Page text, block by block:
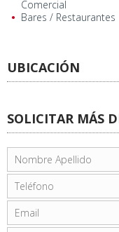
Comercial
Bares / Restaurantes
UBICACIÓN
SOLICITAR MÁS